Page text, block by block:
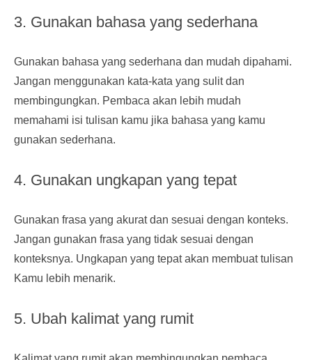
3. Gunakan bahasa yang sederhana
Gunakan bahasa yang sederhana dan mudah dipahami.
Jangan menggunakan kata-kata yang sulit dan
membingungkan. Pembaca akan lebih mudah
memahami isi tulisan kamu jika bahasa yang kamu
gunakan sederhana.
4. Gunakan ungkapan yang tepat
Gunakan frasa yang akurat dan sesuai dengan konteks.
Jangan gunakan frasa yang tidak sesuai dengan
konteksnya. Ungkapan yang tepat akan membuat tulisan
Kamu lebih menarik.
5. Ubah kalimat yang rumit